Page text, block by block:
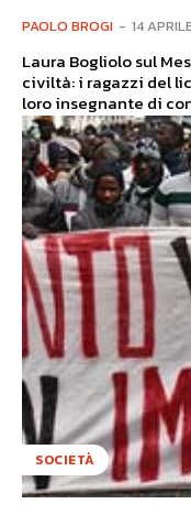
PAOLO BROGI - 14
Laura Bogliolo sul
civiltà: i ragazzi del
loro insegnante di
SOCIETÀ